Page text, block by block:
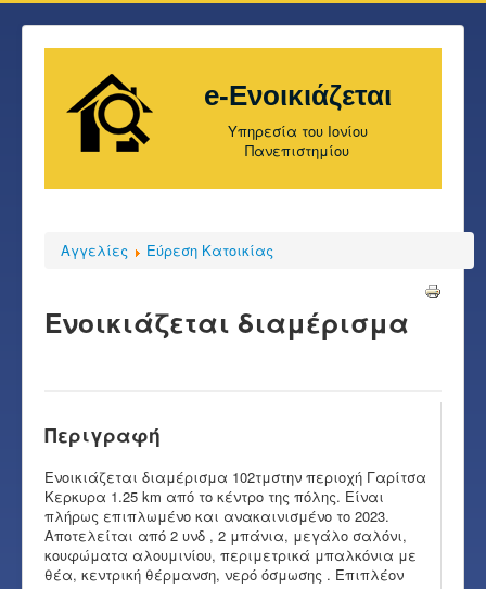
e-Ενοικιάζεται
Υπηρεσία του Ιονίου
Πανεπιστημίου
Αγγελίες Εύρεση Κατοικίας
Ενοικιάζεται διαμέρισμα
Περιγραφή
Ενοικιάζεται διαμέρισμα 102τμστην περιοχή Γαρίτσα
Κερκυρα 1.25 km από το κέντρο της πόλης. Είναι
πλήρως επιπλωμένο και ανακαινισμένο το 2023.
Αποτελείται από 2 υνδ , 2 μπάνια, μεγάλο σαλόνι,
κουφώματα αλουμινίου, περιμετρικά μπαλκόνια με
θέα, κεντρική θέρμανση, νερό όσμωσης . Επιπλέον